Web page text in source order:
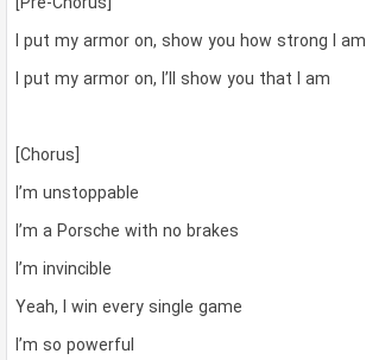
I put my armor on, show you how strong I am
I put my armor on, I’ll show you that I am
[Chorus]
I’m unstoppable
I’m a Porsche with no brakes
I’m invincible
Yeah, I win every single game
I’m so powerful